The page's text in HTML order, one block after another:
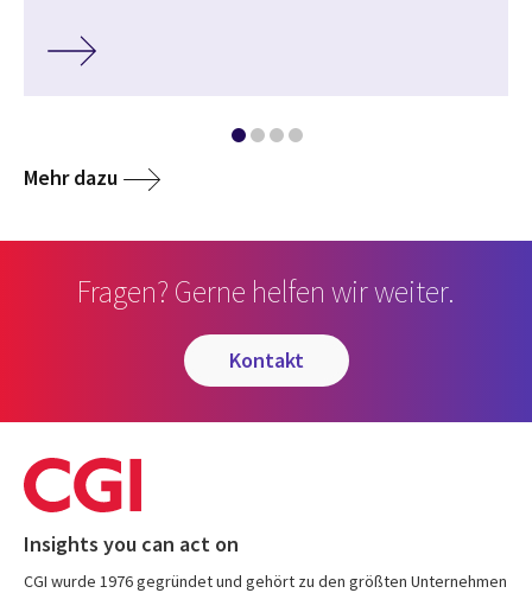
Mehr dazu
Fragen? Gerne helfen wir weiter.
kontakt
Insights you can act on
CGI wurde 1976 gegründet und gehört zu den größten Unternehmen